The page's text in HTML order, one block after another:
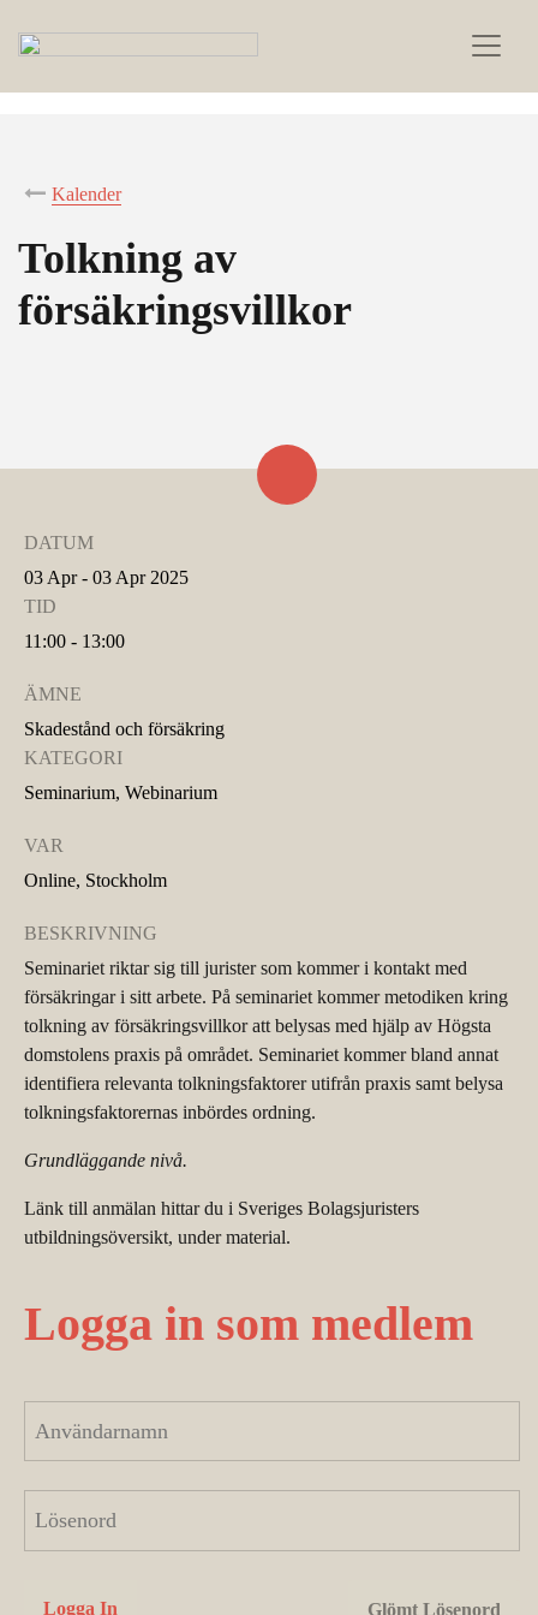
Kalender
Tolkning av
försäkringsvillkor
DATUM
03 Apr - 03 Apr 2025
TID
11:00 - 13:00
ÄMNE
Skadestånd och försäkring
KATEGORI
Seminarium, Webinarium
VAR
Online, Stockholm
BESKRIVNING
Seminariet riktar sig till jurister som kommer i kontakt med
försäkringar i sitt arbete. På seminariet kommer metodiken kring
tolkning av försäkringsvillkor att belysas med hjälp av Högsta
domstolens praxis på området. Seminariet kommer bland annat
identifiera relevanta tolkningsfaktorer utifrån praxis samt belysa
tolkningsfaktorernas inbördes ordning.
Grundläggande nivå.
Länk till anmälan hittar du i Sveriges Bolagsjuristers
utbildningsöversikt, under material.
Logga in som medlem